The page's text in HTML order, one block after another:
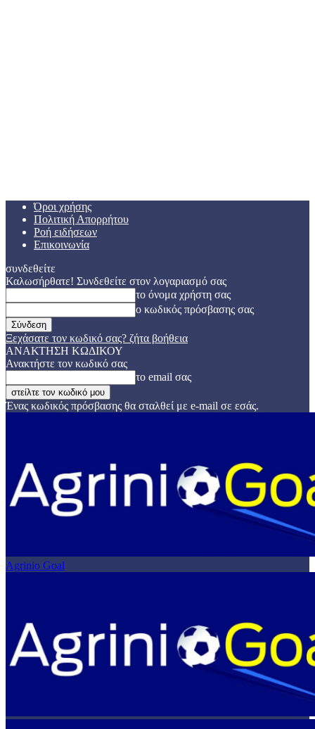
Όροι χρήσης
Πολιτική Απορρήτου
Ροή ειδήσεων
Επικοινωνία
συνδεθείτε
Καλωσήρθατε! Συνδεθείτε στον λογαριασμό σας
το όνομα χρήστη σας
ο κωδικός πρόσβασης σας
Ξεχάσατε τον κωδικό σας? ζήτα βοήθεια
ΑΝΑΚΤΗΣΗ ΚΩΔΙΚΟΥ
Ανακτήστε τον κωδικό σας
το email σας
Ένας κωδικός πρόσβασης θα σταλθεί με e-mail σε εσάς.
Agrinio Goal